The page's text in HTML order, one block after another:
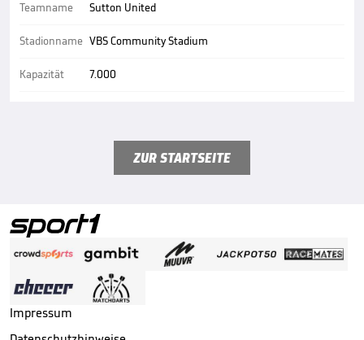
Teamname
Stadionname
Kapazität
Sutton United
VBS Community Stadium
7.000
ZUR STARTSEITE
Impressum